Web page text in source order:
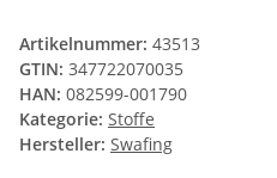
Artikelnummer: 43513
GTIN: 347722070035
HAN: 082599-001790
Kategorie: Stoffe
Hersteller: Swafing